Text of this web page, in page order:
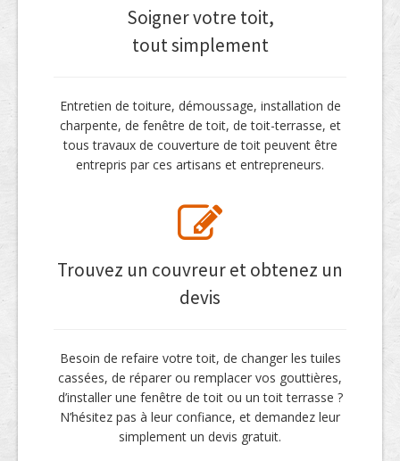
Soigner votre toit,
tout simplement
Entretien de toiture, démoussage, installation de
charpente, de fenêtre de toit, de toit-terrasse, et
tous travaux de couverture de toit peuvent être
entrepris par ces artisans et entrepreneurs.
Trouvez un couvreur et obtenez un
devis
Besoin de refaire votre toit, de changer les tuiles
cassées, de réparer ou remplacer vos gouttières,
d’installer une fenêtre de toit ou un toit terrasse ?
N’hésitez pas à leur confiance, et demandez leur
simplement un devis gratuit.